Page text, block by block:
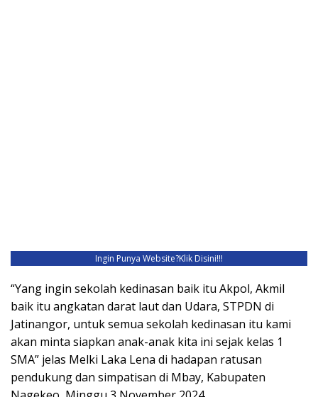
Ingin Punya Website?Klik Disini!!!
“Yang ingin sekolah kedinasan baik itu Akpol, Akmil
baik itu angkatan darat laut dan Udara, STPDN di
Jatinangor, untuk semua sekolah kedinasan itu kami
akan minta siapkan anak-anak kita ini sejak kelas 1
SMA” jelas Melki Laka Lena di hadapan ratusan
pendukung dan simpatisan di Mbay, Kabupaten